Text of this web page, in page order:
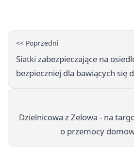
<< Poprzedni
Siatki zabezpieczające na
bezpieczniej dla bawiących się
Dzielnicowa z Zelowa - na
o przemocy